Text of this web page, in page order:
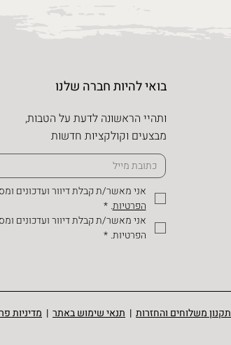
בואי להיות חברה שלנו
ותהיי הראשונה לדעת על הטבות,
מבצעים וקולקציות חדשות
אני מאשר/ת קבלת דיוור ועדכונים
הפרטיות.
*
הפרטיות. *
תקנון משלוחים והחזרות | תנאי שימוש באתר | מדיניות